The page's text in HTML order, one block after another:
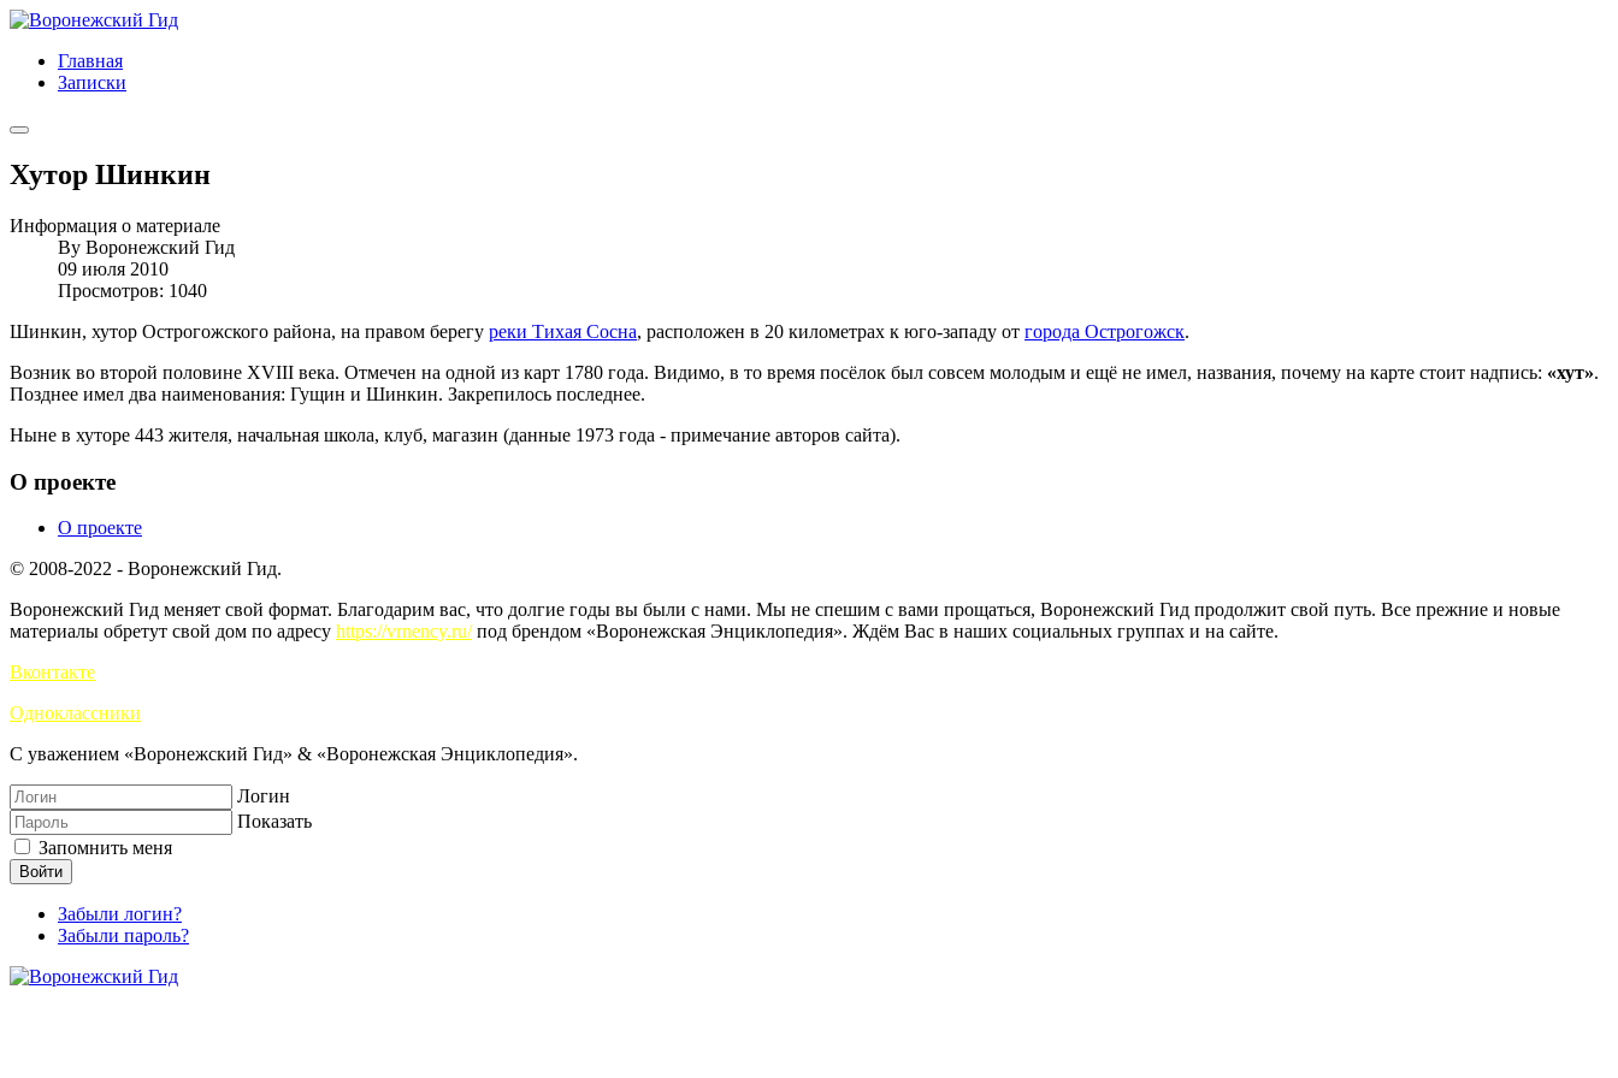
Главная
Записки
Хутор Шинкин
Информация о материале
By Воронежский Гид
09 июля 2010
Просмотров: 1040
Шинкин, хутор Острогожского района, на правом берегу реки Тихая Сосна, расположен в 20 километрах к юго-западу от города Острогожск.
Возник во второй половине XVIII века. Отмечен на одной из карт 1780 года. Видимо, в то время посёлок был совсем молодым и ещё не имел, названия, почему на карте стоит надпись: «хут».
Позднее имел два наименования: Гущин и Шинкин. Закрепилось последнее.
Ныне в хуторе 443 жителя, начальная школа, клуб, магазин (данные 1973 года - примечание авторов сайта).
О проекте
О проекте
© 2008-2022 - Воронежский Гид.
Воронежский Гид меняет свой формат. Благодарим вас, что долгие годы вы были с нами. Мы не спешим с вами прощаться, Воронежский Гид продолжит свой путь. Все прежние и новые
материалы обретут свой дом по адресу https://vrnency.ru/под брендом «Воронежская Энциклопедия». Ждём Вас в наших социальных группах и на сайте.
Вконтакте
Одноклассники
С уважением «Воронежский Гид» & «Воронежская Энциклопедия».
Логин
Показать
Запомнить меня
Войти
Забыли логин?
Забыли пароль?